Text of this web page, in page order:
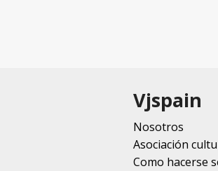
Vjspain
Nosotros
Asociación
Como hacerse